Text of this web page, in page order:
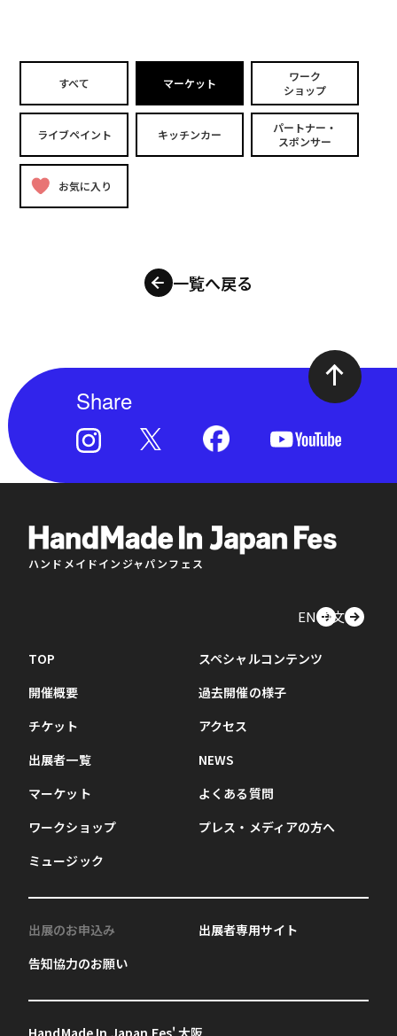
すべて マーケット
ワーク
ショップ
ライブペイント キッチンカー
パートナー・
スポンサー
お気に入り
一覧へ戻る
Share
ハンドメイドインジャパンフェス
EN中文
TOP
開催概要
チケット
出展者一覧
マーケット
ワークショップ
ミュージック
スペシャルコンテンツ
過去開催の様子
アクセス
NEWS
よくある質問
プレス・メディアの方へ
出展のお申込み
告知協力のお願い
出展者専用サイト